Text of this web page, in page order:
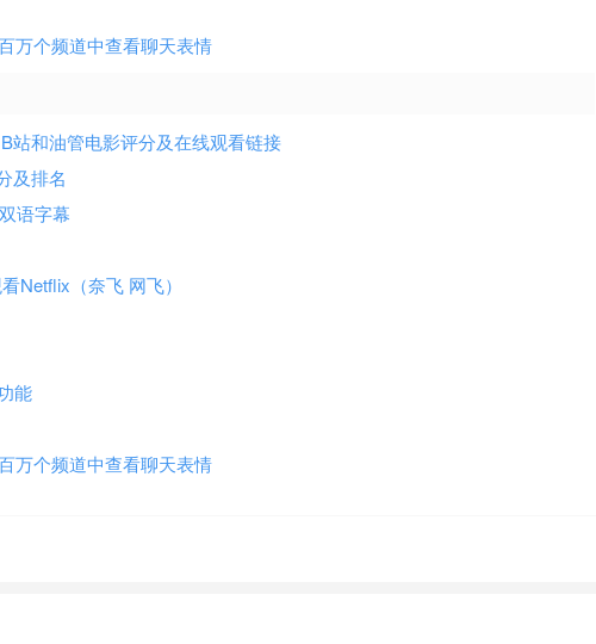
万个频道中查看聊天表情
站和油管电影评分及在线观看链接
及排名
语字幕
Netflix（奈飞 网飞）
能
万个频道中查看聊天表情